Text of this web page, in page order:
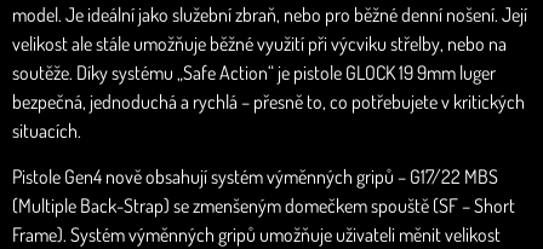
model. Je ideální jako služební zbraň, nebo pro běžné denní nošení. Její
velikost ale stále umožňuje běžné využití při výcviku střelby, nebo na
soutěže. Díky systému „Safe Action“ je pistole GLOCK 19 9mm luger
bezpečná, jednoduchá a rychlá – přesně to, co potřebujete v kritických
situacích.
Pistole Gen4 nově obsahují systém výměnných gripů – G17/22 MBS
(Multiple Back-Strap) se zmenšeným domečkem spouště (SF – Short
Frame). Systém výměnných gripů umožňuje uživateli měnit velikost